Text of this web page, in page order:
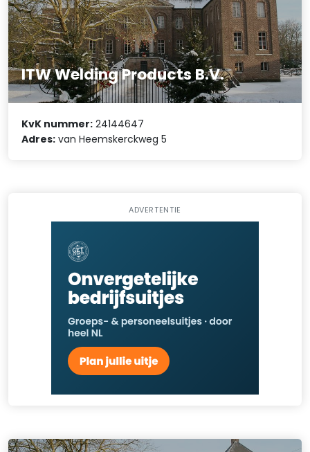
ITW Welding Products B.V.
KvK nummer: 24144647
Adres: van Heemskerckweg 5
ADVERTENTIE